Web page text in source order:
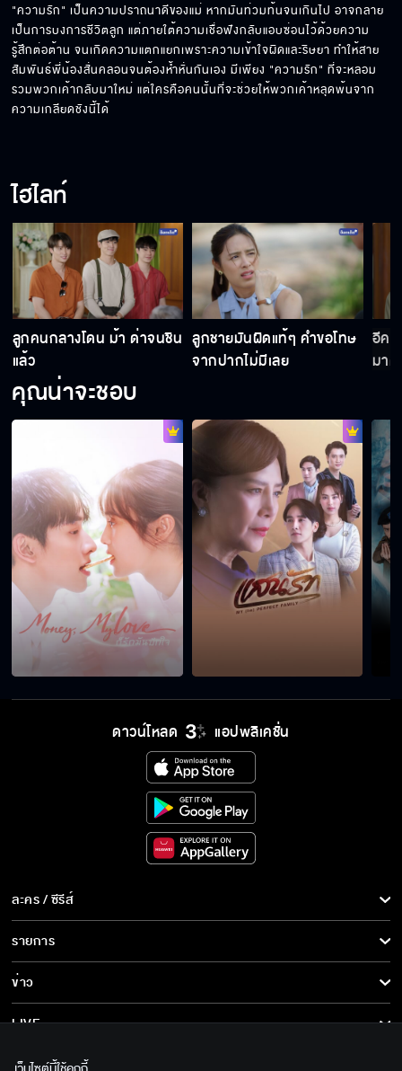
แสนรัก EP.7
แสนรัก EP.10
แสนรัก EP.11
แสนรัก EP.12
แสนรัก EP.13
แสนรัก EP.14
แสนรัก EP.15
แสนรัก EP.16
แสนรัก EP.17
"ความรัก" เป็นความปราถนาดีของแม่ หากมันท่วมท้นจนเกินไป อาจกลาย
เป็นการบงการชีวิตลูก แต่ภายใต้ความเชื่อฟังกลับแอบซ่อนไว้ด้วยความ
รู้สึกต่อต้าน จนเกิดความแตกแยกเพราะความเข้าใจผิดและริษยา ทำให้สาย
สัมพันธ์พี่น้องสั่นคลอนจนต้องห้ำหั่นกันเอง มีเพียง "ความรัก" ที่จะหลอม
รวมพวกเค้ากลับมาใหม่ แต่ใครคือคนนั้นที่จะช่วยให้พวกเค้าหลุดพ้นจาก
ความเกลียดชังนี้ได้
ไฮไลท์
ลูกคนกลางโดน ม้า ด่าจนชิน
แล้ว
ลูกชายมันผิดแท้ๆ คำขอโทษ
จากปากไม่มีเลย
อีคน
มาด่
คุณน่าจะชอบ
ดาวน์โหลด แอปพลิเคชั่น
ละคร / ซีรีส์
ละคร/ซีรีส์
ซีรีส์นานาชาติ
การ์ตูน & เกม
รายการ
รายการทั้งหมด
ข่าว
ข่าวทั้งหมด
LIVE
เกี่ยวกับเรา